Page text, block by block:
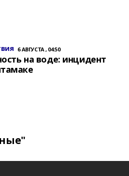
6 АВГУСТА , 04:50
на воде: инцидент